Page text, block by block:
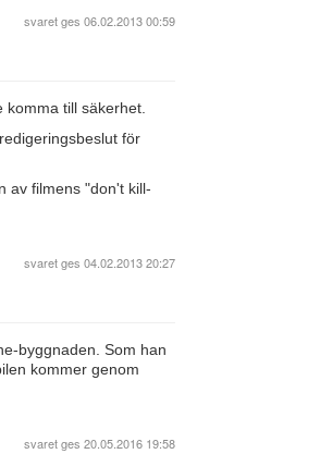
svaret ges 06.02.2013 00:59
till säkerhet.
för
av filmens "don't kill-
svaret ges 04.02.2013 20:27
byggnaden. Som han
kommer genom
svaret ges 20.05.2016 19:58